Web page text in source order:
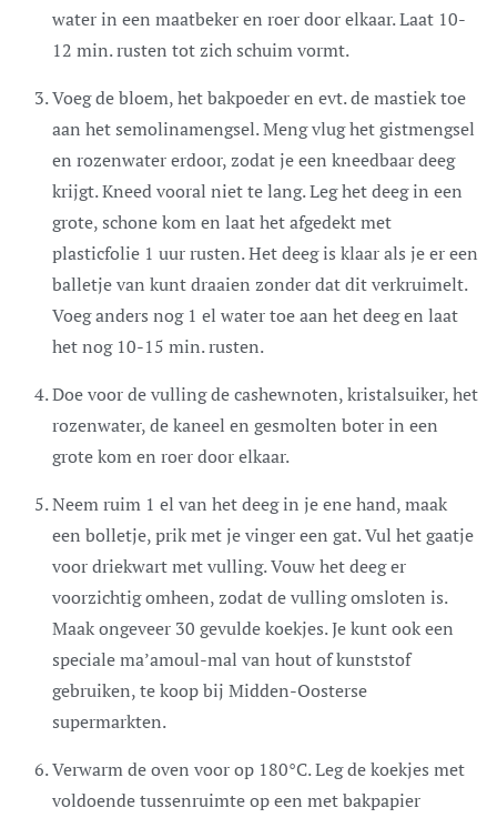
water in een maatbeker en roer door elkaar. Laat 10-
12 min. rusten tot zich schuim vormt.
Voeg de bloem, het bakpoeder en evt. de mastiek toe
aan het semolinamengsel. Meng vlug het gistmengsel
en rozenwater erdoor, zodat je een kneedbaar deeg
krijgt. Kneed vooral niet te lang. Leg het deeg in een
grote, schone kom en laat het afgedekt met
plasticfolie 1 uur rusten. Het deeg is klaar als je er een
balletje van kunt draaien zonder dat dit verkruimelt.
Voeg anders nog 1 el water toe aan het deeg en laat
het nog 10-15 min. rusten.
Doe voor de vulling de cashewnoten, kristalsuiker, het
rozenwater, de kaneel en gesmolten boter in een
grote kom en roer door elkaar.
Neem ruim 1 el van het deeg in je ene hand, maak
een bolletje, prik met je vinger een gat. Vul het gaatje
voor driekwart met vulling. Vouw het deeg er
voorzichtig omheen, zodat de vulling omsloten is.
Maak ongeveer 30 gevulde koekjes. Je kunt ook een
speciale ma’amoul-mal van hout of kunststof
gebruiken, te koop bij Midden-Oosterse
supermarkten.
Verwarm de oven voor op 180°C. Leg de koekjes met
voldoende tussenruimte op een met bakpapier